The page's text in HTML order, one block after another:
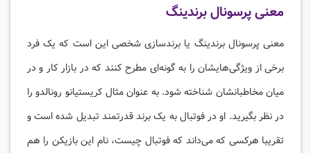
معنی پرسونال برندینگ
معنی پرسونال برندینگ یا برندسازی شخصی این است که یک فرد
برخی از ویژگی‌هایشان را به گونه‌ای مطرح کنند که در بازار کار و در
میان مخاطبانشان شناخته شود. به عنوان مثال کریستیانو رونالدو را
در نظر بگیرید. او در فوتبال به یک برند قدرتمند تبدیل شده است و
تقریبا هرکسی که می‌داند که فوتبال چیست، نام این بازیکن را هم